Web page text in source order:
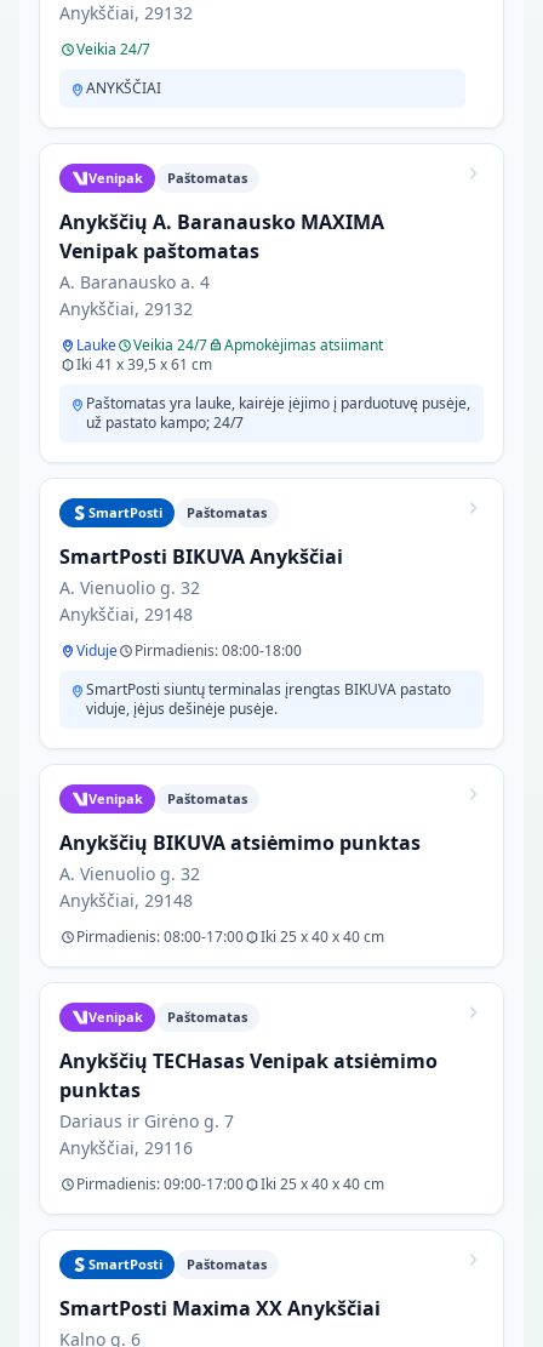
Anykščiai, 29132
Veikia 24/7
ANYKŠČIAI
Venipak Paštomatas
Anykščių A. Baranausko MAXIMA
Venipak paštomatas
A. Baranausko a. 4
Anykščiai, 29132
Lauke Veikia 24/7
Apmokėjimas atsiimant
Iki 41 x 39,5 x 61 cm
Paštomatas yra lauke, kairėje įėjimo į parduotuvę pusėje,
už pastato kampo; 24/7
SmartPosti Paštomatas
SmartPosti BIKUVA Anykščiai
A. Vienuolio g. 32
Anykščiai, 29148
Viduje
Pirmadienis: 08:00-18:00
SmartPosti siuntų terminalas įrengtas BIKUVA pastato
viduje, įėjus dešinėje pusėje.
Venipak Paštomatas
Anykščių BIKUVA atsiėmimo punktas
A. Vienuolio g. 32
Anykščiai, 29148
Pirmadienis: 08:00-17:00 Iki 25 x 40 x 40 cm
Venipak Paštomatas
Anykščių TECHasas Venipak atsiėmimo
punktas
Dariaus ir Girėno g. 7
Anykščiai, 29116
Pirmadienis: 09:00-17:00 Iki 25 x 40 x 40 cm
SmartPosti Paštomatas
SmartPosti Maxima XX Anykščiai
Kalno g. 6